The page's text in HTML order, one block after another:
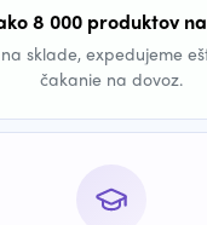
8 000 produktov
sklade, expedujeme
čakanie na dovoz.